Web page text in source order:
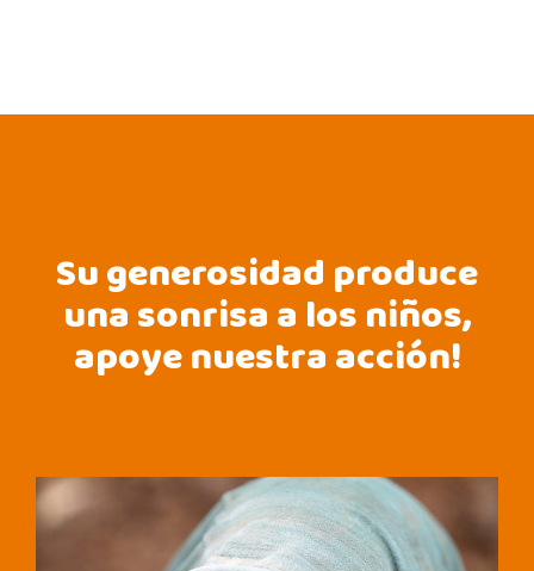
Su generosidad produce
una sonrisa a los niños,
apoye nuestra acción!